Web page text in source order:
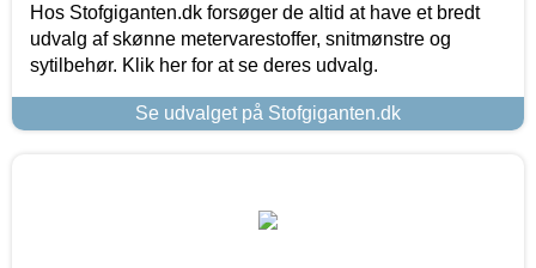
Hos Stofgiganten.dk forsøger de altid at have et bredt
udvalg af skønne metervarestoffer, snitmønstre og
sytilbehør. Klik her for at se deres udvalg.
Se udvalget på Stofgiganten.dk